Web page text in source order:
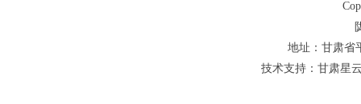
地址：甘肃省
技术支持：甘肃星